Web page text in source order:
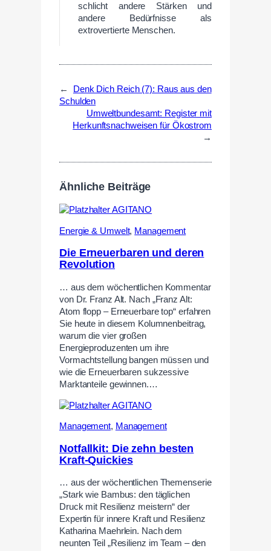
schlicht andere Stärken und
andere Bedürfnisse als
extrovertierte Menschen.
←
Denk Dich Reich (7): Raus aus den
Schulden
Umweltbundesamt: Register mit
Herkunftsnachweisen für Ökostrom
→
Ähnliche Beiträge
Energie & Umwelt, Management
Die Erneuerbaren und deren
Revolution
… aus dem wöchentlichen Kommentar
von Dr. Franz Alt. Nach „Franz Alt:
Atom flopp – Erneuerbare top“ erfahren
Sie heute in diesem Kolumnenbeitrag,
warum die vier großen
Energieproduzenten um ihre
Vormachtstellung bangen müssen und
wie die Erneuerbaren sukzessive
Marktanteile gewinnen.…
Management, Management
Notfallkit: Die zehn besten
Kraft-Quickies
… aus der wöchentlichen Themenserie
„Stark wie Bambus: den täglichen
Druck mit Resilienz meistern“ der
Expertin für innere Kraft und Resilienz
Katharina Maehrlein. Nach dem
neunten Teil „Resilienz im Team – den